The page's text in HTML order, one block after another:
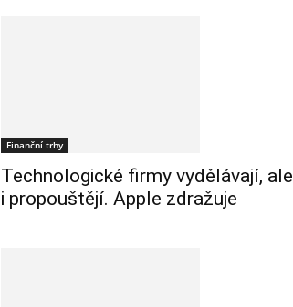
Finanční trhy
Technologické firmy vydělávají, ale
i propouštějí. Apple zdražuje